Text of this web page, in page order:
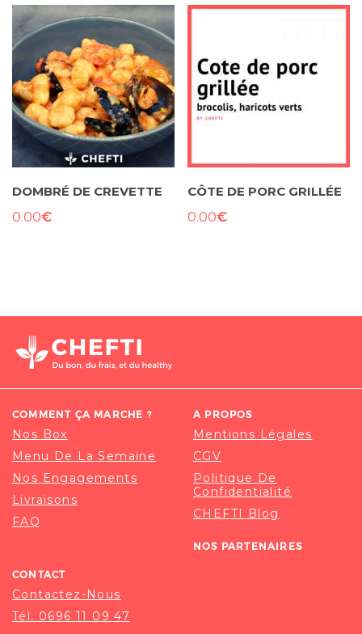
DOMBRÉ DE CREVETTE
0.00€
CÔTE DE PORC GRILLÉE
0.00€
COMMENT ÇA MARCHE ?
Nos Box
Menu De La Semaine
Nos Engagements
Livraisons
FAQ
A PROPOS
Mentions Légales
CGV
Politique De
Confidentialité
CHEFTI Blog
NOS PARTENAIRES
CONTACT
Contactez-Nous
Tél. 0696 11 09 47